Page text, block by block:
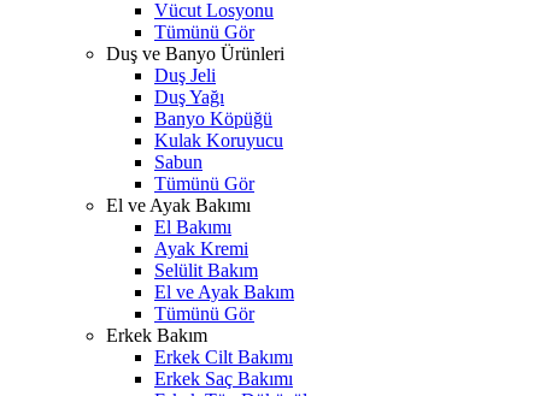
Vücut Losyonu
Tümünü Gör
Duş ve Banyo Ürünleri
Duş Jeli
Duş Yağı
Banyo Köpüğü
Kulak Koruyucu
Sabun
Tümünü Gör
El ve Ayak Bakımı
El Bakımı
Ayak Kremi
Selülit Bakım
El ve Ayak Bakım
Tümünü Gör
Erkek Bakım
Erkek Cilt Bakımı
Erkek Saç Bakımı